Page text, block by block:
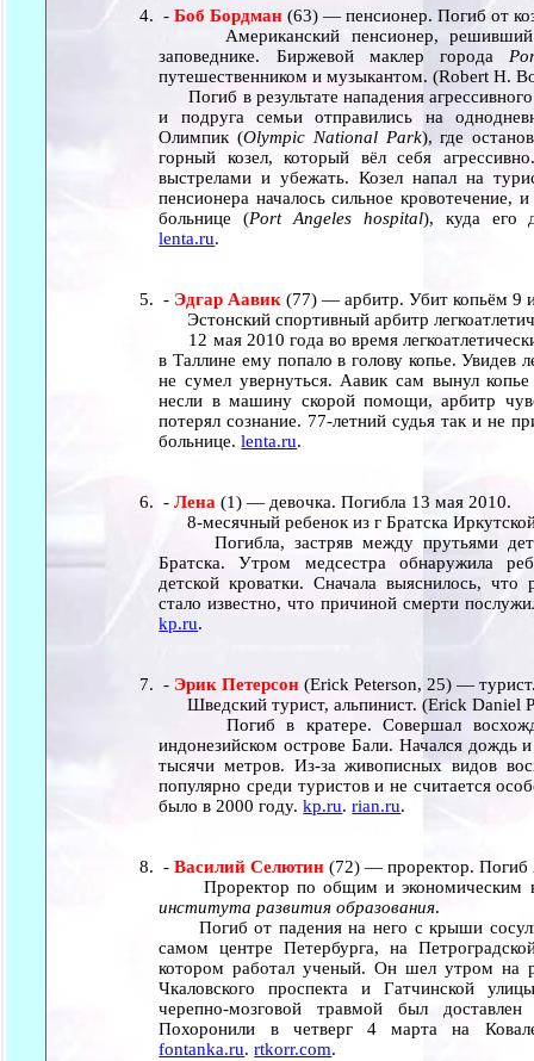
-Боб Бордман(63) — пенсионер. Погиб от
Американский пенсионер, решивший
заповеднике. Биржевой маклер города
путешественником и музыкантом. (Robert H.
Погиб в результате нападения
и подруга семьи отправились на
Олимпик (Olympic National Park), где
горный козел, который вёл себя
выстрелами и убежать. Козел напал на
пенсионера началось сильное кровотечение,
больнице (Port Angeles hospital), куда его
lenta.ru.
- Эдгар Аавик(77) — арбитр. Убит копьём 9
Эстонский спортивный арбитр
12 мая 2010 года во время
в Таллине ему попало в голову копье. Увидев
не сумел увернуться. Аавик сам вынул
несли в машину скорой помощи, арбитр
потерял сознание. 77-летний судья так и не
больнице.lenta.ru.
-Лена (1) — девочка. Погибла 13 мая 2010.
8-месячный ребенок из г Братска
Погибла, застряв между прутьями
Братска. Утром медсестра обнаружила
детской кроватки. Сначала выяснилось,
стало известно, что причиной смерти
kp.ru.
- Эрик Петерсон(Erick Peterson, 25) —
Шведский турист, альпинист. (Erick Daniel
Погиб в кратере. Совершал
индонезийском острове Бали. Начался дождь
тысячи метров. Из-за живописных видов
популярно среди туристов и не считается
было в 2000 году.kp.ru.rian.ru.
-Василий Селютин(72) — проректор. Погиб
Проректор по общим и экономическим
института развития образования.
Погиб от падения на него с крыши
самом центре Петербурга, на
котором работал ученый. Он шел утром на
Чкаловского проспекта и Гатчинской
черепно-мозговой травмой был
Похоронили в четверг 4 марта на
fontanka.ru.rtkorr.com.